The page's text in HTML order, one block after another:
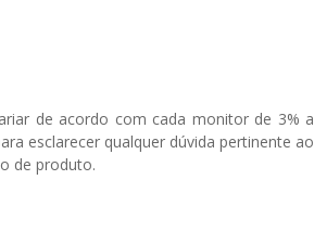
de acordo com cada monitor de 3% a
esclarecer qualquer dúvida pertinente ao
de produto.